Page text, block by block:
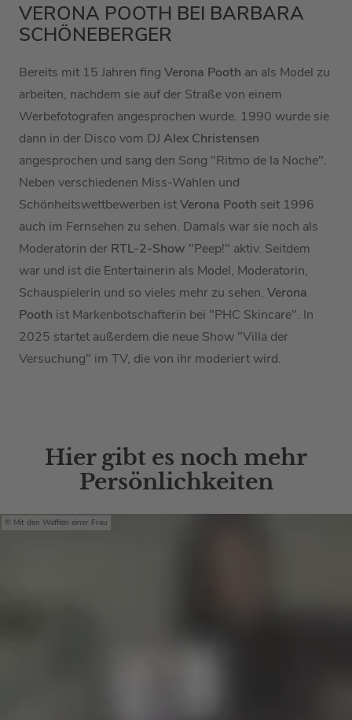
VERONA POOTH BEI BARBARA
SCHÖNEBERGER
Bereits mit 15 Jahren fing Verona Pooth an als Model zu
arbeiten, nachdem sie auf der Straße von einem
Werbefotografen angesprochen wurde. 1990 wurde sie
dann in der Disco vom DJ Alex Christensen
angesprochen und sang den Song "Ritmo de la Noche".
Neben verschiedenen Miss-Wahlen und
Schönheitswettbewerben istVerona Pooth seit 1996
auch im Fernsehen zu sehen. Damals war sie noch als
Moderatorin der RTL-2-Show "Peep!" aktiv. Seitdem
war und ist die Entertainerin als Model, Moderatorin,
Schauspielerin und so vieles mehr zu sehen. Verona
Pooth ist Markenbotschafterin bei "PHC Skincare". In
2025 startet außerdem die neue Show "Villa der
Versuchung" im TV, die von ihr moderiert wird.
Hier gibt es noch mehr
Persönlichkeiten
Mit den Waffeln einer Frau